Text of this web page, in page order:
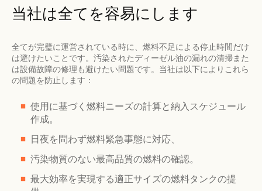
当社は全てを容易にします
全てが完璧に運営されている時に、燃料不足による停止時間だけ
は避けたいことです。汚染されたディーゼル油の漏れの清掃また
は設備故障の修理も避けたい問題です。当社は以下によりこれら
の問題を防止します：
使用に基づく燃料ニーズの計算と納入スケジュール
作成。
日夜を問わず燃料緊急事態に対応、
汚染物質のない最高品質の燃料の確認。
最大効率を実現する適正サイズの燃料タンクの提